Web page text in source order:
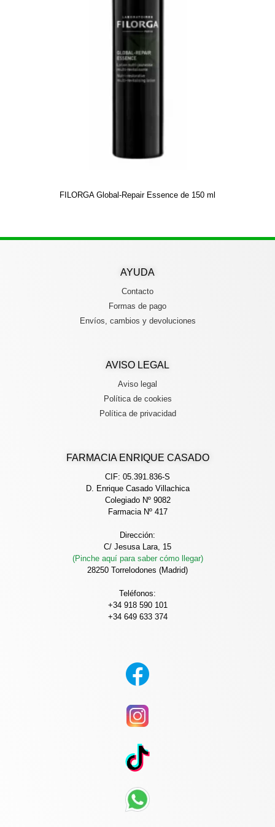
FILORGA Global-Repair Essence de 150 ml
FARMACIA ENRIQUE CASADO
CIF: 05.391.836-S
D. Enrique Casado Villachica
Colegiado Nº 9082
Farmacia Nº 417
Dirección:
C/ Jesusa Lara, 15
(Pinche aquí para saber cómo llegar)
28250 Torrelodones (Madrid)
Teléfonos:
+34 918 590 101
+34 649 633 374
AVISO LEGAL
Aviso legal
Política de cookies
Política de privacidad
AYUDA
Contacto
Formas de pago
Envíos, cambios y devoluciones